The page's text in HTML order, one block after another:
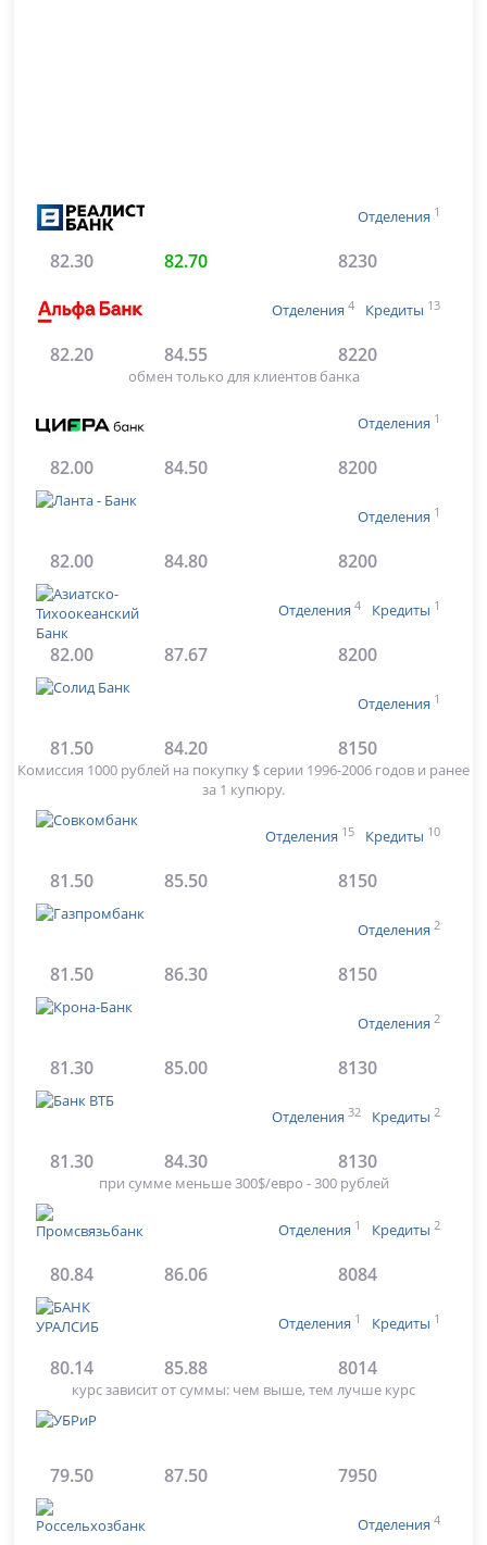
Отделения 1
82.30 82.70 8230
Отделения 4 Кредиты 13
82.20 84.55 8220
обмен только для клиентов банка
Отделения 1
82.00 84.50 8200
Отделения 1
82.00 84.80 8200
Отделения 4 Кредиты 1
82.00 87.67 8200
Отделения 1
81.50 84.20 8150
Комиссия 1000 рублей на покупку $ серии 1996-2006 годов и ранее
за 1 купюру.
Отделения 15 Кредиты 10
81.50 85.50 8150
Отделения 2
81.50 86.30 8150
Отделения 2
81.30 85.00 8130
Отделения 32 Кредиты 2
81.30 84.30 8130
при сумме меньше 300$/евро - 300 рублей
Отделения 1 Кредиты 2
80.84 86.06 8084
Отделения 1 Кредиты 1
80.14 85.88 8014
курс зависит от суммы: чем выше, тем лучше курс
79.50 87.50 7950
Отделения 4